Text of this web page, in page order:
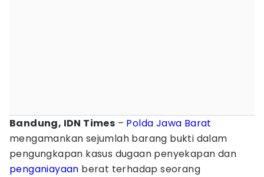
Bandung, IDN Times – Polda Jawa Barat
mengamankan sejumlah barang bukti dalam
pengungkapan kasus dugaan penyekapan dan
penganiayaan berat terhadap seorang